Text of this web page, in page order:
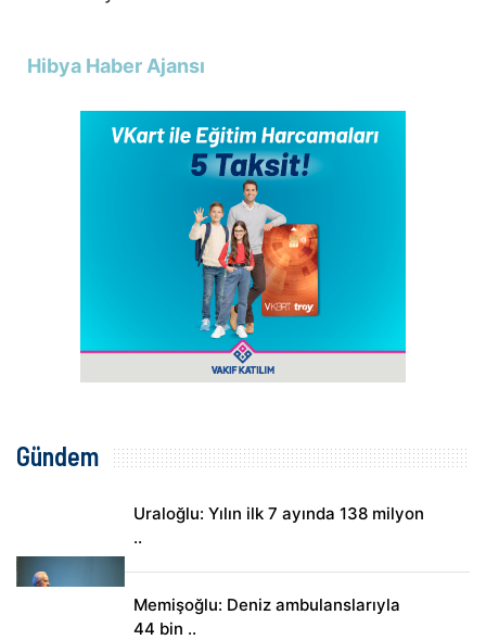
Hibya Haber Ajansı
Gündem
Uraloğlu: Yılın ilk 7 ayında 138 milyon
..
Memişoğlu: Deniz ambulanslarıyla
44 bin ..